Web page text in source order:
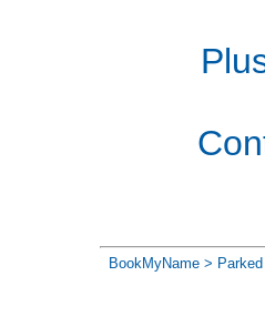
BookMyName >